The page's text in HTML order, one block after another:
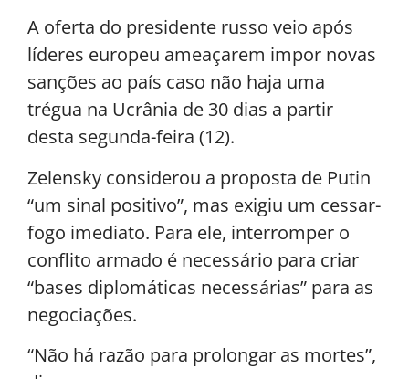
A oferta do presidente russo veio após
líderes europeu ameaçarem impor novas
sanções ao país caso não haja uma
trégua na Ucrânia de 30 dias a partir
desta segunda-feira (12).
Zelensky considerou a proposta de Putin
“um sinal positivo”, mas exigiu um cessar-
fogo imediato. Para ele, interromper o
conflito armado é necessário para criar
“bases diplomáticas necessárias” para as
negociações.
“Não há razão para prolongar as mortes”,